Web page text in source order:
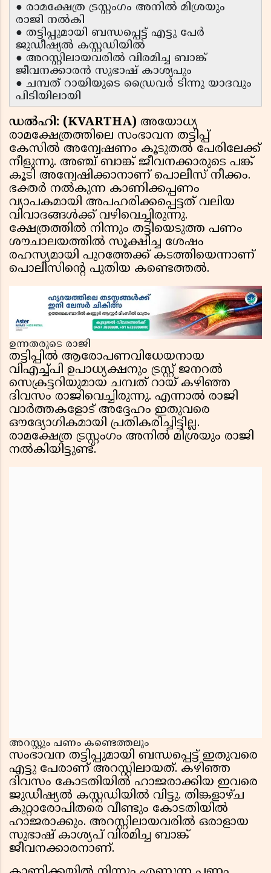
● രാമക്ഷേത്ര ട്രസ്റ്റംഗം അനിൽ മിശ്രയും
രാജി നൽകി
● തട്ടിപ്പുമായി ബന്ധപ്പെട്ട് എട്ടു പേർ
ജുഡീഷ്യൽ കസ്റ്റഡിയിൽ
● അറസ്റ്റിലായവരിൽ വിരമിച്ച ബാങ്ക്
ജീവനക്കാരൻ സുഭാഷ് കാശ്യപും
● ചമ്പത് റായിയുടെ ഡ്രൈവർ ടിന്നു യാദവും
പിടിയിലായി
ഡൽഹി: (KVARTHA) അയോധ്യ
രാമക്ഷേത്രത്തിലെ സംഭാവന തട്ടിപ്പ്
കേസിൽ അന്വേഷണം കൂടുതൽ പേരിലേക്ക്
നീളുന്നു. അഞ്ച് ബാങ്ക് ജീവനക്കാരുടെ പങ്ക്
കൂടി അന്വേഷിക്കാനാണ് പൊലീസ് നീക്കം.
ഭക്തർ നൽകുന്ന കാണിക്കപ്പണം
വ്യാപകമായി അപഹരിക്കപ്പെട്ടത് വലിയ
വിവാദങ്ങൾക്ക് വഴിവെച്ചിരുന്നു.
ക്ഷേത്രത്തിൽ നിന്നും തട്ടിയെടുത്ത പണം
ശൗചാലയത്തിൽ സൂക്ഷിച്ച ശേഷം
രഹസ്യമായി പുറത്തേക്ക് കടത്തിയെന്നാണ്
പൊലീസിൻ്റെ പുതിയ കണ്ടെത്തൽ.
ഉന്നതരുടെ രാജി
തട്ടിപ്പിൽ ആരോപണവിധേയനായ
വിഎച്ച്പി ഉപാധ്യക്ഷനും ട്രസ്റ്റ് ജനറൽ
സെക്രട്ടറിയുമായ ചമ്പത് റായ് കഴിഞ്ഞ
ദിവസം രാജിവെച്ചിരുന്നു. എന്നാൽ രാജി
വാർത്തകളോട് അദ്ദേഹം ഇതുവരെ
ഔദ്യോഗികമായി പ്രതികരിച്ചിട്ടില്ല.
രാമക്ഷേത്ര ട്രസ്റ്റംഗം അനിൽ മിശ്രയും രാജി
നൽകിയിട്ടുണ്ട്.
അറസ്റ്റും പണം കണ്ടെത്തലും
സംഭാവന തട്ടിപ്പുമായി ബന്ധപ്പെട്ട് ഇതുവരെ
എട്ടു പേരാണ് അറസ്റ്റിലായത്. കഴിഞ്ഞ
ദിവസം കോടതിയിൽ ഹാജരാക്കിയ ഇവരെ
ജുഡീഷ്യൽ കസ്റ്റഡിയിൽ വിട്ടു. തിങ്കളാഴ്ച
കുറ്റാരോപിതരെ വീണ്ടും കോടതിയിൽ
ഹാജരാക്കും. അറസ്റ്റിലായവരിൽ ഒരാളായ
സുഭാഷ് കാശ്യപ് വിരമിച്ച ബാങ്ക്
ജീവനക്കാരനാണ്.